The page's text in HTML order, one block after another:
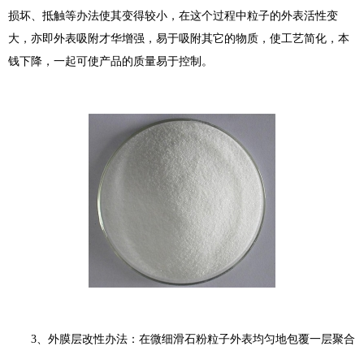
损坏、抵触等办法使其变得较小，在这个过程中粒子的外表活性变
大，亦即外表吸附才华增强，易于吸附其它的物质，使工艺简化，本
钱下降，一起可使产品的质量易于控制。
3、外膜层改性办法：在微细滑石粉粒子外表均匀地包覆一层聚合